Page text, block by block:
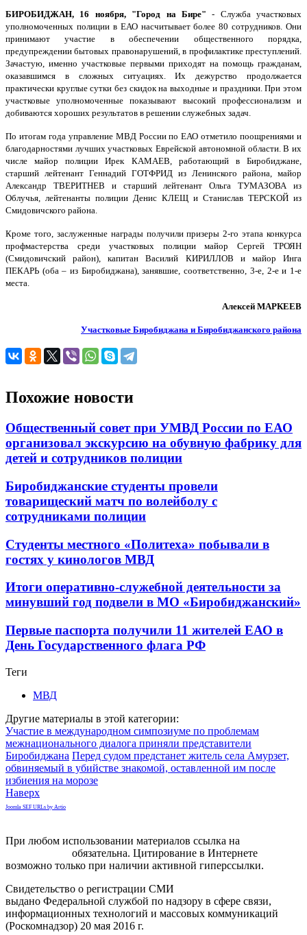
подразделений
полиции
БИРОБИДЖАН, 16 ноября, "Город на Бире"- Служба участковых
уполномоченных полиции в ЕАО насчитывает более 80 сотрудников. Они
принимают участие в обеспечении общественного порядка,
предупреждении бытовых правонарушений, в профилактике преступлений.
Зачастую, именно участковые первыми приходят на помощь гражданам,
оказавшимся в сложных ситуациях. Их дежурство продолжается
практически круглые сутки без скидок на выходные и праздники. При этом
участковые уполномоченные показывают высокий профессионализм и
добиваются хороших результатов в решении служебных задач.
По итогам года управление МВД России по ЕАО отметило поощрениями и
благодарностями лучших участковых Еврейской автономной области. В их
числе майор полиции Ирек КАМАЕВ, работающий в Биробиджане,
старший лейтенант Геннадий ГОТФРИД из Ленинского района, майор
Александр ТВЕРИТНЕВ и старший лейтенант Ольга ТУМАЗОВА из
Облучья, лейтенанты полиции Денис КЛЕЩ и Станислав ТЕРСКОЙ из
Смидовичского района.
Кроме того, заслуженные награды получили призеры 2-го этапа конкурса
профмастерства среди участковых полиции майор Сергей ТРОЯН
(Смидовичский район), капитан Василий КИРИЛЛОВ и майор Инга
ПЕКАРЬ (оба – из Биробиджана), занявшие, соответственно, 3-е, 2-е и 1-е
места.
Алексей МАРКЕЕВ
Участковые Биробиджана и Биробиджанского района
Похожие новости
Общественный совет при УМВД России по ЕАО
организовал экскурсию на обувную фабрику для
детей и сотрудников полиции
Биробиджанские студенты провели
товарищеский матч по волейболу с
сотрудниками полиции
Студенты местного «Политеха» побывали в
гостях у кинологов МВД
Итоги оперативно-служебной деятельности за
минувший год подвели в МО «Биробиджанский»
Первые паспорта получили 11 жителей ЕАО в
День Государственного флага РФ
Теги
МВД
Другие материалы в этой категории:
Участие в международном симпозиуме по проблемам
межнационального диалога приняли представители
Биробиджана Перед судом предстанет житель села Амурзет,
обвиняемый в убийстве знакомой, оставленной им после
избиения на морозе
Наверх
Joomla SEF URLs by Artio
При любом использовании материалов ссылка на
обязательна. Цитирование в Интернете
возможно только при наличии активной гиперссылки.
Свидетельство о регистрации СМИ
выдано Федеральной службой по надзору в сфере связи,
информационных технологий и массовых коммуникаций
(Роскомнадзор) 20 мая 2016 г.